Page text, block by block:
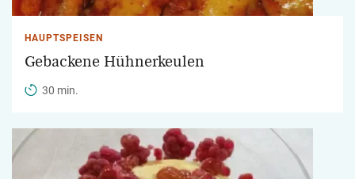
HAUPTSPEISEN
Gebackene Hühnerkeulen
30 min.